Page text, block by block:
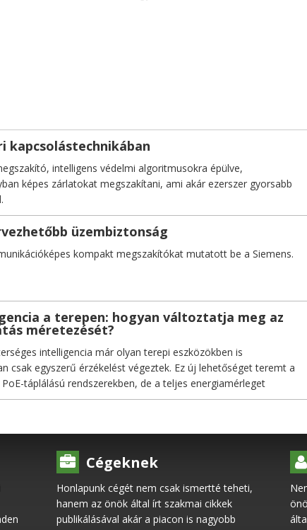
kapcsolástechnikában
intelligens védelmi algoritmusokra épülve,
képes zárlatokat megszakítani, ami akár ezerszer gyorsabb
üzembiztonság
kompakt megszakítókat mutatott be a Siemens.
a terepen: hogyan változtatja meg az
méretezését?
intelligencia már olyan terepi eszközökben is
csak egyszerű érzékelést végeztek. Ez új lehetőséget teremt a
táplálású rendszerekben, de a teljes energiamérleget
a kommunikáció határozza meg.
Cégeknek
Honlapunk cégét nem csak ismertté teheti,
hanem az önök által írt szakmai cikkek
publikálásával akár a piacon is nagyobb